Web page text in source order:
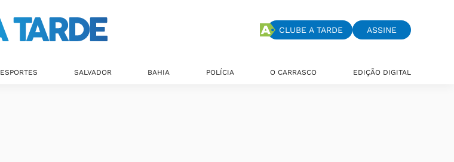
CLUBE A TARDE ASSINE
ESPORTES SALVADOR BAHIA POLÍCIA O CARRASCO EDIÇÃO DIGITAL